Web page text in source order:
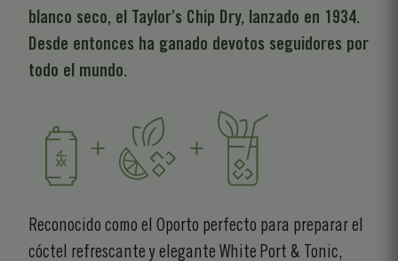
blanco seco, el Taylor’s Chip Dry, lanzado en 1934.
Desde entonces ha ganado devotos seguidores por
todo el mundo.
Reconocido como el Oporto perfecto para preparar el
cóctel refrescante y elegante White Port & Tonic,